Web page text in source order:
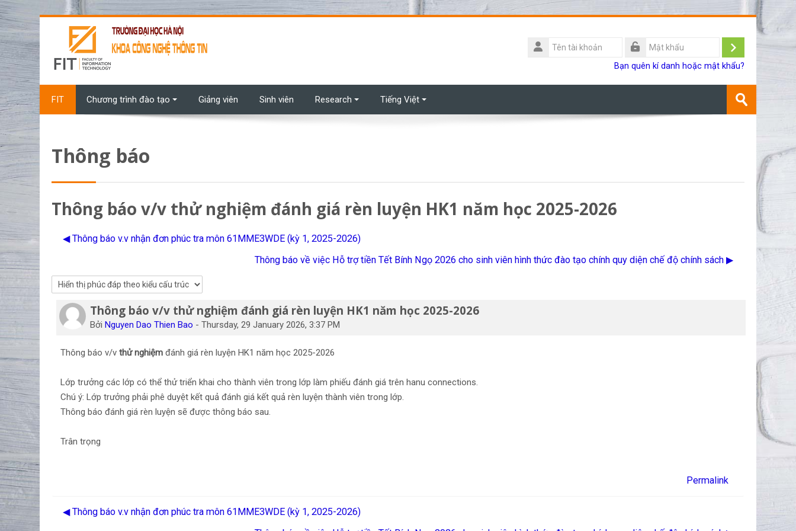
Chuyển tới nội dung chính
Tên
tài
Đăng
Bạn quên kí danh hoặc mật khẩu?
FIT Chương trình đào tạo Giảng viên Sinh viên Research Tiếng Việt
khoá
Gửi
Thông báo
Thông báo v/v thử nghiệm đánh giá rèn luyện HK1 năm học 2025-2026
◀︎ Thông báo v.v nhận đơn phúc tra môn 61MME3WDE (kỳ 1, 2025-2026)
Thông báo về việc Hỗ trợ tiền Tết Bính Ngọ 2026 cho sinh viên hình thức đào tạo chính quy diện chế độ chính sách ▶︎
Thông báo v/v thử nghiệm đánh giá rèn luyện HK1 năm học 2025-2026
BởiNguyen Dao Thien Bao -Thursday, 29 January 2026, 3:37 PM
Số lượng các câu trả lời: 0
Thông báo v/vthử nghiệm đánh giá rèn luyện HK1 năm học 2025-2026
Lớp trưởng các lớp có thể thử triển khai cho thành viên trong lớp làm phiếu đánh giá trên hanu connections.
Chú ý: Lớp trưởng phải phê duyệt kết quả đánh giá kết quả rèn luyện thành viên trong lớp.
Thông báo đánh giá rèn luyện sẽ được thông báo sau.
Trân trọng
Permalink
◀︎ Thông báo v.v nhận đơn phúc tra môn 61MME3WDE (kỳ 1, 2025-2026)